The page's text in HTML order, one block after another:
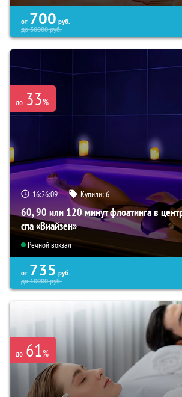
от 700 руб.
до30000руб.
до 33%
16:26:07 Купили:6
60, 90 или 120 минут флоатинга в
спа «Виайзен»
Речной вокзал
от 735 руб.
до10000руб.
до 61%